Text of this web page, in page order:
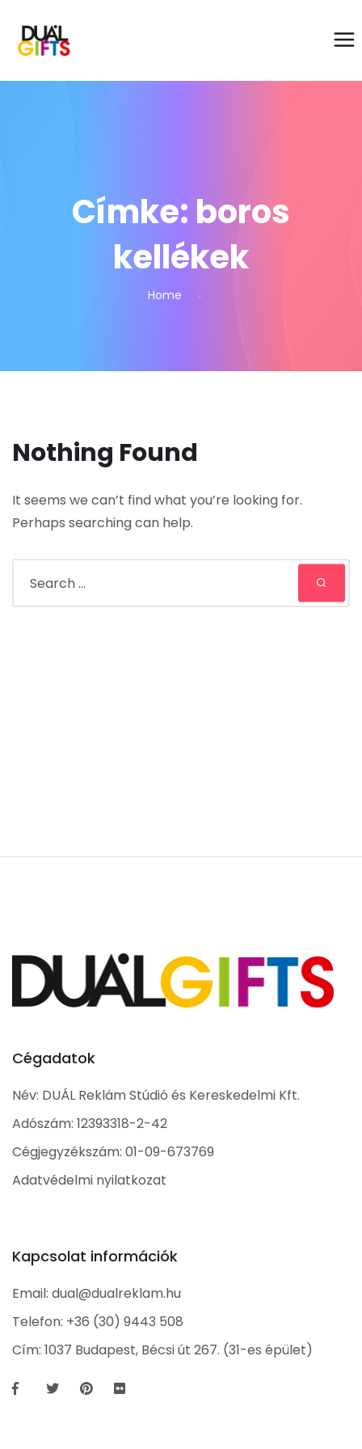
Címke: boros
kellékek
Home
Nothing Found
It seems we can’t find what you’re looking for.
Perhaps searching can help.
Cégadatok
Név: DUÁL Reklám Stúdió és Kereskedelmi Kft.
Adószám: 12393318-2-42
Cégjegyzékszám: 01-09-673769
Adatvédelmi nyilatkozat
Kapcsolat információk
Email: dual@dualreklam.hu
Telefon: +36 (30) 9443 508
Cím: 1037 Budapest, Bécsi út 267. (31-es épület)